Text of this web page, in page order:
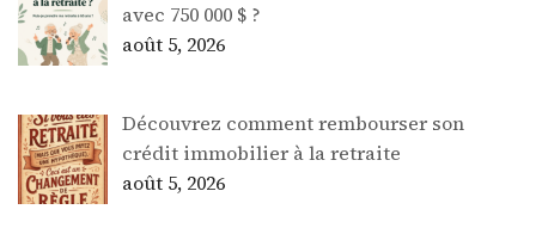
avec 750 000 $ ?
août 5, 2026
Découvrez comment rembourser son
crédit immobilier à la retraite
août 5, 2026